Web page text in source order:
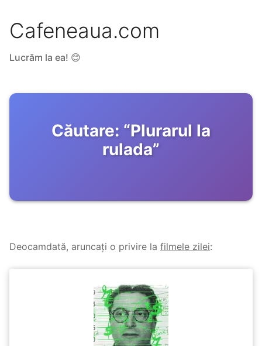
Cafeneaua.com
Lucrăm la ea! 😊
Căutare: “Plurarul la
rulada”
Deocamdată, aruncați o privire la filmele zilei: